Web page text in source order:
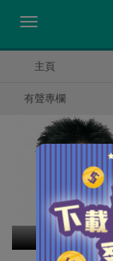
主頁
有聲專欄
洪錦鉉